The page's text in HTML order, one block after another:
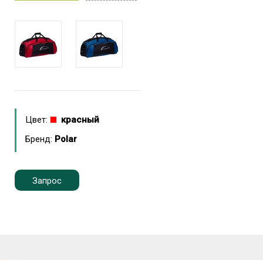
Цвет:
красный
Бренд: Polar
Запрос